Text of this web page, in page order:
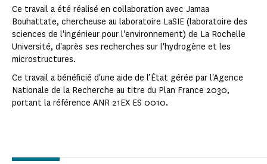
Ce travail a été réalisé en collaboration avec Jamaa
Bouhattate, chercheuse au laboratoire LaSIE (laboratoire des
sciences de l'ingénieur pour l'environnement) de La Rochelle
Université, d'après ses recherches sur l'hydrogène et les
microstructures.
Ce travail a bénéficié d'une aide de l’État gérée par l'Agence
Nationale de la Recherche au titre du Plan France 2030,
portant la référence ANR 21EX ES 0010.